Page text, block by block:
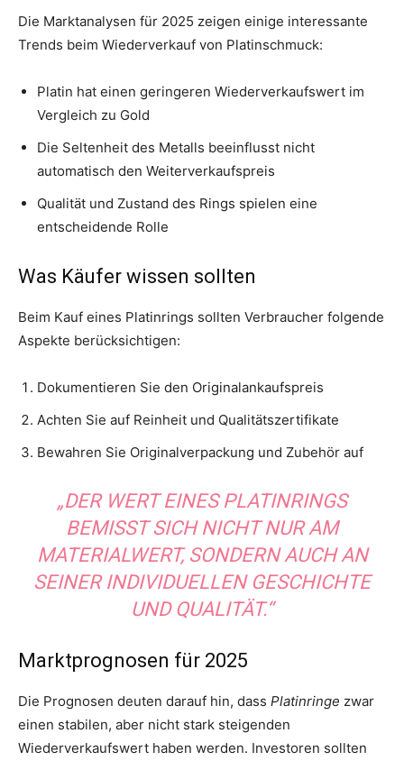
Die Marktanalysen für 2025 zeigen einige interessante
Trends beim Wiederverkauf von Platinschmuck:
Platin hat einen geringeren Wiederverkaufswert im
Vergleich zu Gold
Die Seltenheit des Metalls beeinflusst nicht
automatisch den Weiterverkaufspreis
Qualität und Zustand des Rings spielen eine
entscheidende Rolle
Was Käufer wissen sollten
Beim Kauf eines Platinrings sollten Verbraucher folgende
Aspekte berücksichtigen:
Dokumentieren Sie den Originalankaufspreis
Achten Sie auf Reinheit und Qualitätszertifikate
Bewahren Sie Originalverpackung und Zubehör auf
„DER WERT EINES PLATINRINGS
BEMISST SICH NICHT NUR AM
MATERIALWERT, SONDERN AUCH AN
SEINER INDIVIDUELLEN GESCHICHTE
UND QUALITÄT.“
Marktprognosen für 2025
Die Prognosen deuten darauf hin, dass Platinringe zwar
einen stabilen, aber nicht stark steigenden
Wiederverkaufswert haben werden. Investoren sollten